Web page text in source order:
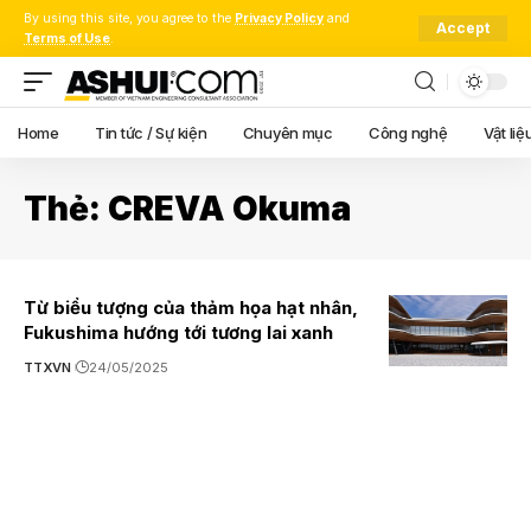
By using this site, you agree to the Privacy Policy and
Terms of Use.
Accept
Home Tin tức / Sự kiện Chuyên mục Công nghệ Vật
Thẻ: CREVA Okuma
Từ biểu tượng của thảm họa hạt nhân,
Fukushima hướng tới tương lai xanh
TTXVN 24/05/2025